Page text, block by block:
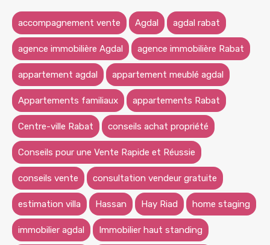
accompagnement vente Agdal agdal rabat
agence immobilière Agdal agence immobilière Rabat
appartement agdal appartement meublé agdal
Appartements familiaux appartements Rabat
Centre-ville Rabat conseils achat propriété
Conseils pour une Vente Rapide et Réussie
conseils vente consultation vendeur gratuite
estimation villa Hassan Hay Riad home staging
immobilier agdal Immobilier haut standing